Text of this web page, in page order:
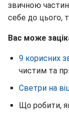
звичною
себе до цього,
Вас може
9 корисних
чистим та
Светри на
Що робити,